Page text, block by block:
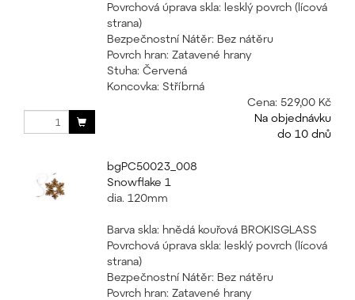
Povrchová úprava skla: lesklý povrch (lícová
strana)
Bezpečnostní Nátěr: Bez nátěru
Povrch hran: Zatavené hrany
Stuha: Červená
Koncovka: Stříbrná
Cena: 529,00 Kč
Na objednávku
do 10 dnů
bgPC50023_008
Snowflake 1
dia. 120mm
Barva skla: hnědá kouřová BROKISGLASS
Povrchová úprava skla: lesklý povrch (lícová
strana)
Bezpečnostní Nátěr: Bez nátěru
Povrch hran: Zatavené hrany